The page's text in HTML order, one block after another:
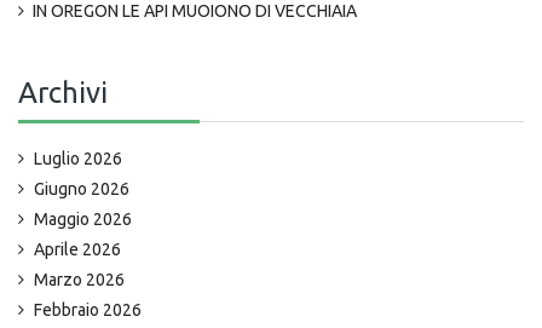
IN OREGON LE API MUOIONO DI VECCHIAIA
Archivi
Luglio 2026
Giugno 2026
Maggio 2026
Aprile 2026
Marzo 2026
Febbraio 2026